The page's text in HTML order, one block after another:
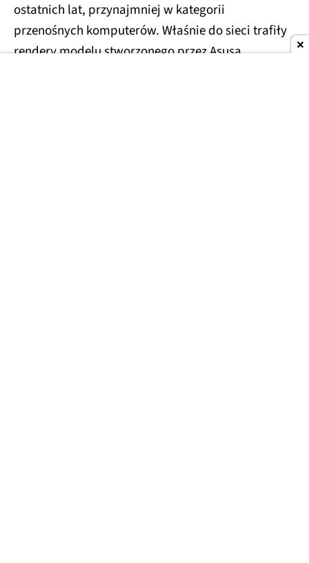
ostatnich lat, przynajmniej w kategorii
przenośnych komputerów. Właśnie do sieci trafiły
rendery modelu stworzonego przez Asusa.